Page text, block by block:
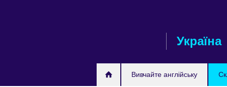
Україна
Вивчайте англійську